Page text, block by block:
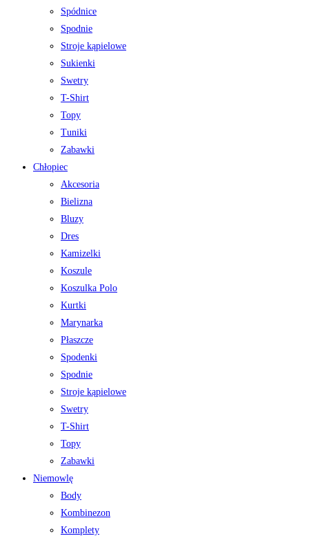
Spódnice
Spodnie
Stroje kąpielowe
Sukienki
Swetry
T-Shirt
Topy
Tuniki
Zabawki
Chłopiec
Akcesoria
Bielizna
Bluzy
Dres
Kamizelki
Koszule
Koszulka Polo
Kurtki
Marynarka
Płaszcze
Spodenki
Spodnie
Stroje kąpielowe
Swetry
T-Shirt
Topy
Zabawki
Niemowlę
Body
Kombinezon
Komplety